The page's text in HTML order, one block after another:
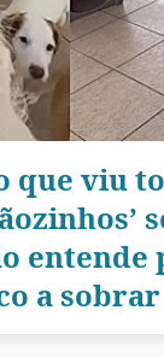
que viu
entende
a sobrar